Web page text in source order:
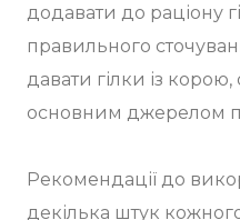
додавати до раціону
правильного
давати гілки із
основним джерелом
Рекомендації до
декілька штук